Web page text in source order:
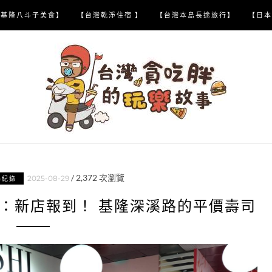
隆八斗子美食】 【台灣乾淨住宿 】 【台灣本島長途旅行】 【日
錄 2025-08-29 / 2,372次瀏覽
新店報到！ 基隆深溪路的平價壽司